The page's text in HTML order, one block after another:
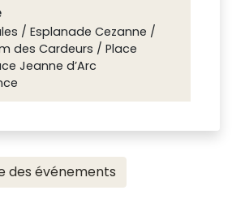
/ Esplanade Cezanne /
des Cardeurs / Place
Jeanne d’Arc
des événements